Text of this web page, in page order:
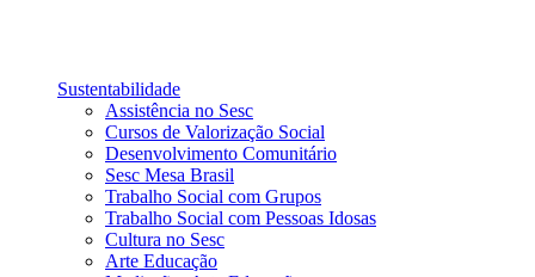
Sustentabilidade
Assistência no Sesc
Cursos de Valorização Social
Desenvolvimento Comunitário
Sesc Mesa Brasil
Trabalho Social com Grupos
Trabalho Social com Pessoas Idosas
Cultura no Sesc
Arte Educação